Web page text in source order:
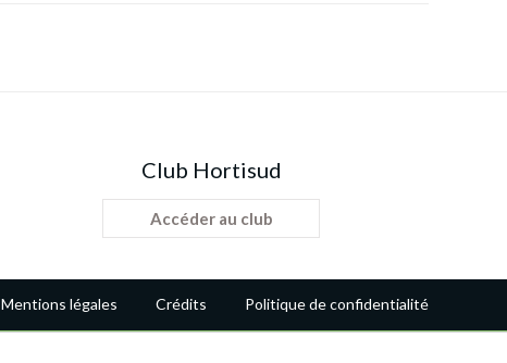
Club Hortisud
Accéder au club
Mentions légales Crédits Politique de confidentialité